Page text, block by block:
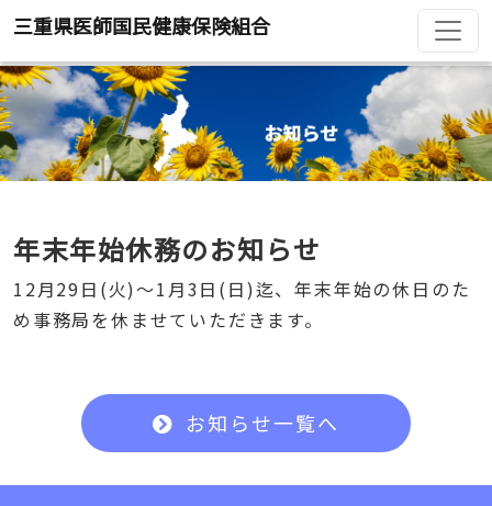
三重県医師国民健康保険組合
年末年始休務のお知らせ
12月29日(火)～1月3日(日)迄、年末年始の休日のた
め事務局を休ませていただきます。
お知らせ一覧へ